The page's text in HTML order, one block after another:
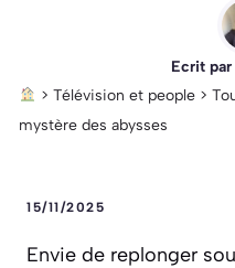
Ecrit par
> Télévision et people>
mystère des abysses
15/11/2025
Envie de replonger